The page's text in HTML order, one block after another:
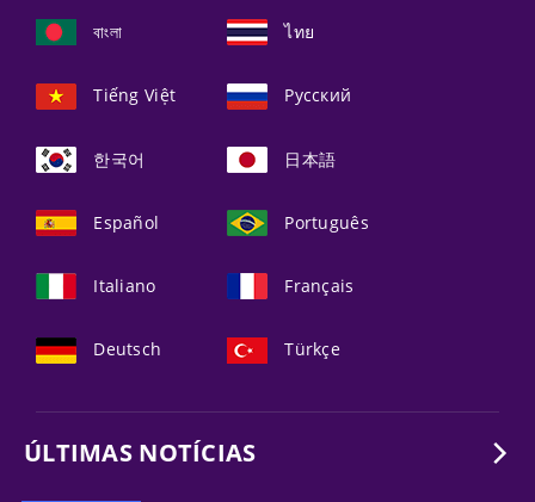
বাংলা ไทย
Tiếng Việt Русский
한국어 日本語
Español Português
Italiano Français
Deutsch Türkçe
ÚLTIMAS NOTÍCIAS